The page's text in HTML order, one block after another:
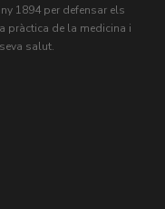
1894 per defensar els
pràctica de la medicina i
salut.